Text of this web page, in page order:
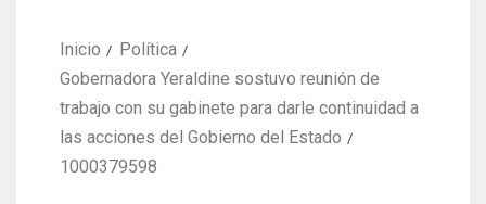
Inicio
Política
Gobernadora Yeraldine sostuvo reunión de
trabajo con su gabinete para darle continuidad a
las acciones del Gobierno del Estado
1000379598